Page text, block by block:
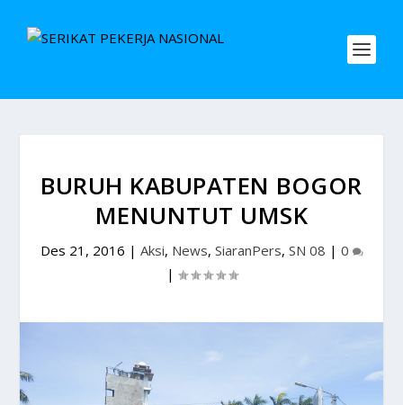
BURUH KABUPATEN BOGOR
MENUNTUT UMSK
Des 21, 2016 | Aksi, News, SiaranPers, SN 08 | 0
|